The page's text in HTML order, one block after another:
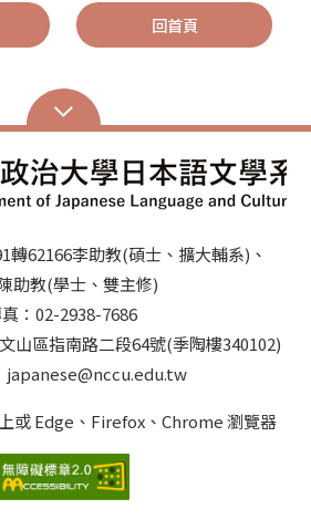
回首頁
轉62166李助教(碩士、擴大輔系)、
助教(學士、雙主修)
：02-2938-7686
山區指南路二段64號(季陶樓340102)
japanese@nccu.edu.tw
或 Edge、Firefox、Chrome 瀏覽器